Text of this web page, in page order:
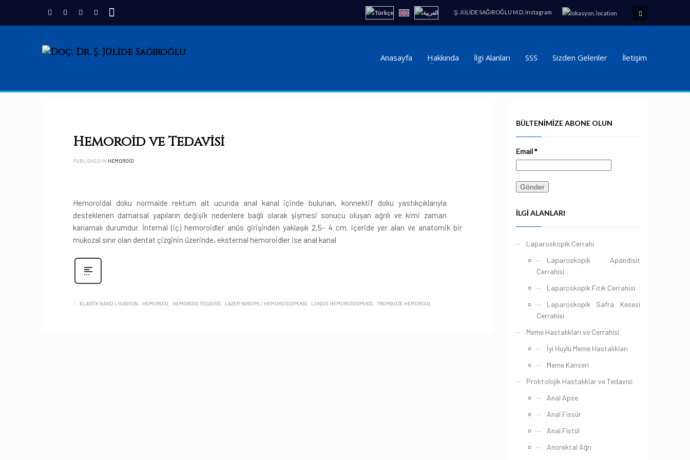
Ş. JÜLİDE SAĞIROĞLU M.D. Instagram
Anasayfa Hakkında İlgi Alanları SSS Sizden Gelenler İletişim
Hemoroid ve Tedavisi
PUBLISHED IN HEMOROID
Hemoroidal doku normalde rektum alt ucunda anal kanal içinde bulunan, konnektif doku yastıkçıklarıyla
desteklenen damarsal yapıların değişik nedenlere bağlı olarak şişmesi sonucu oluşan ağrılı ve kimi zaman
kanamalı durumdur. İnternal (iç) hemoroidler anüs girişinden yaklaşık 2,5- 4 cm. içeride yer alan ve anatomik bir
mukozal sınır olan dentat çizginin üzerinde, eksternal hemoroidler ise anal kanal
ELASTIK BAND LIGASYON HEMOROID HEMOROID TEDAVISI LAZER YARDIMLI HEMOROIDOPEKSI LONGO HEMOROIDOPEKSI TROMBOZE HEMOROID
BÜLTENIMIZE ABONE OLUN
Email*
İLGI ALANLARI
Laparoskopik Cerrahi
Laparoskopik Apandisit
Cerrahisi
Laparoskopik Fıtık Cerrahisi
Laparoskopik Safra Kesesi
Cerrahisi
Meme Hastalıkları ve Cerrahisi
İyi Huylu Meme Hastalıkları
Meme Kanseri
Proktolojik Hastalıklar ve Tedavisi
Anal Apse
Anal Fissür
Anal Fistül
Anorektal Ağrı